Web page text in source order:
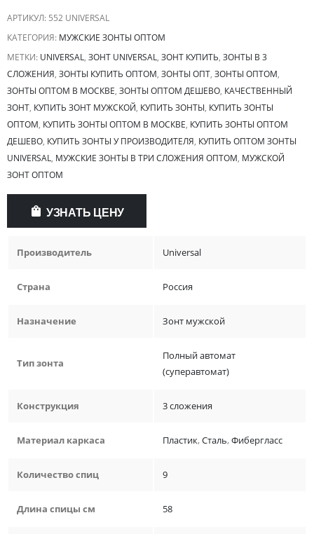
АРТИКУЛ: 552 UNIVERSAL
КАТЕГОРИЯ: МУЖСКИЕ ЗОНТЫ ОПТОМ
МЕТКИ: UNIVERSAL, ЗОНТ UNIVERSAL, ЗОНТ КУПИТЬ, ЗОНТЫ В 3
СЛОЖЕНИЯ, ЗОНТЫ КУПИТЬ ОПТОМ, ЗОНТЫ ОПТ, ЗОНТЫ ОПТОМ,
ЗОНТЫ ОПТОМ В МОСКВЕ, ЗОНТЫ ОПТОМ ДЕШЕВО, КАЧЕСТВЕННЫЙ
ЗОНТ, КУПИТЬ ЗОНТ МУЖСКОЙ, КУПИТЬ ЗОНТЫ, КУПИТЬ ЗОНТЫ
ОПТОМ, КУПИТЬ ЗОНТЫ ОПТОМ В МОСКВЕ, КУПИТЬ ЗОНТЫ ОПТОМ
ДЕШЕВО, КУПИТЬ ЗОНТЫ У ПРОИЗВОДИТЕЛЯ, КУПИТЬ ОПТОМ ЗОНТЫ
UNIVERSAL, МУЖСКИЕ ЗОНТЫ В ТРИ СЛОЖЕНИЯ ОПТОМ, МУЖСКОЙ
ЗОНТ ОПТОМ
УЗНАТЬ ЦЕНУ
Производитель Universal
Страна Россия
Назначение Зонт мужской
Тип зонта
Полный автомат
(суперавтомат)
Конструкция 3 сложения
Материал каркаса Пластик,Сталь,Фибергласс
Количество спиц 9
Длина спицы см 58